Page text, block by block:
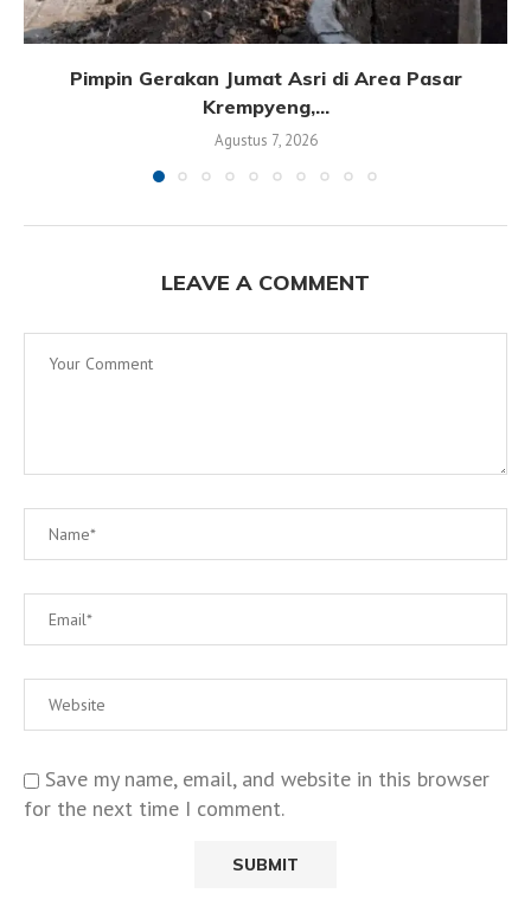
Pimpin Gerakan Jumat Asri di Area Pasar
Krempyeng,...
Agustus 7, 2026
LEAVE A COMMENT
Save my name, email, and website in this browser
for the next time I comment.